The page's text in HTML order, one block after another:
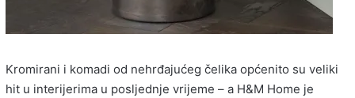
Kromirani i komadi od nehrđajućeg čelika općenito su veliki
hit u interijerima u posljednje vrijeme – a H&M Home je